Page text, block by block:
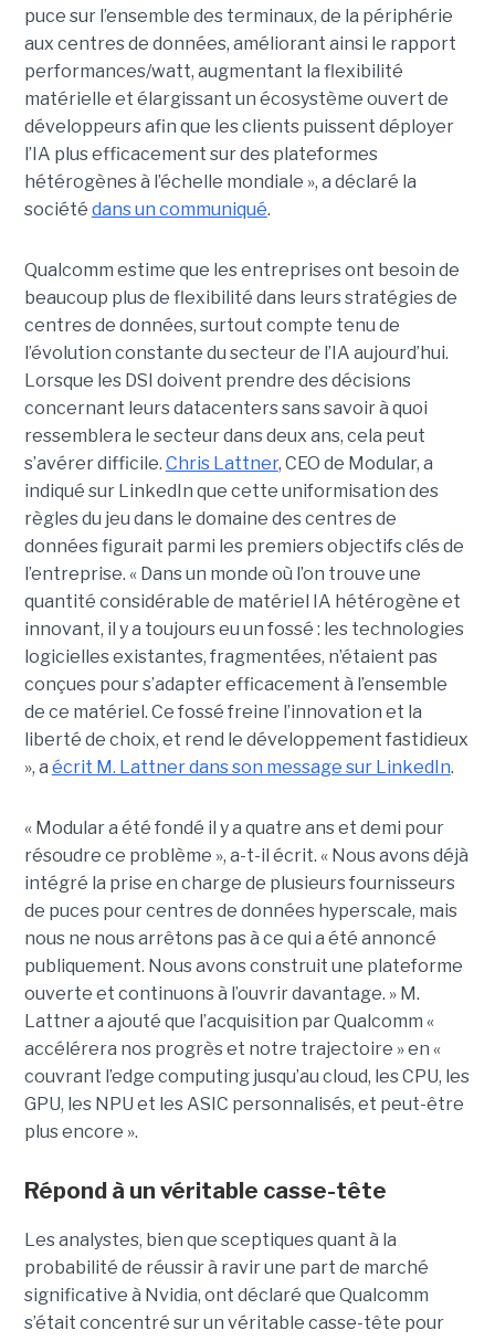
puce sur l’ensemble des terminaux, de la périphérie
aux centres de données, améliorant ainsi le rapport
performances/watt, augmentant la flexibilité
matérielle et élargissant un écosystème ouvert de
développeurs afin que les clients puissent déployer
l’IA plus efficacement sur des plateformes
hétérogènes à l’échelle mondiale », a déclaré la
société dans un communiqué.
Qualcomm estime que les entreprises ont besoin de
beaucoup plus de flexibilité dans leurs stratégies de
centres de données, surtout compte tenu de
l’évolution constante du secteur de l’IA aujourd’hui.
Lorsque les DSI doivent prendre des décisions
concernant leurs datacenters sans savoir à quoi
ressemblera le secteur dans deux ans, cela peut
s’avérer difficile. Chris Lattner, CEO de Modular, a
indiqué sur LinkedIn que cette uniformisation des
règles du jeu dans le domaine des centres de
données figurait parmi les premiers objectifs clés de
l’entreprise. « Dans un monde où l’on trouve une
quantité considérable de matériel IA hétérogène et
innovant, il y a toujours eu un fossé : les technologies
logicielles existantes, fragmentées, n’étaient pas
conçues pour s’adapter efficacement à l’ensemble
de ce matériel. Ce fossé freine l’innovation et la
liberté de choix, et rend le développement fastidieux
», a écrit M. Lattner dans son message sur LinkedIn.
« Modular a été fondé il y a quatre ans et demi pour
résoudre ce problème », a-t-il écrit. « Nous avons déjà
intégré la prise en charge de plusieurs fournisseurs
de puces pour centres de données hyperscale, mais
nous ne nous arrêtons pas à ce qui a été annoncé
publiquement. Nous avons construit une plateforme
ouverte et continuons à l’ouvrir davantage. » M.
Lattner a ajouté que l’acquisition par Qualcomm «
accélérera nos progrès et notre trajectoire » en «
couvrant l’edge computing jusqu’au cloud, les CPU, les
GPU, les NPU et les ASIC personnalisés, et peut-être
plus encore ».
Répond à un véritable casse-tête
Les analystes, bien que sceptiques quant à la
probabilité de réussir à ravir une part de marché
significative à Nvidia, ont déclaré que Qualcomm
s’était concentré sur un véritable casse-tête pour